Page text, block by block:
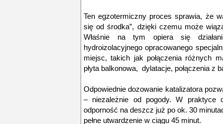
Ten egzotermiczny proces sprawia, że
się od środka”, dzięki czemu może
Właśnie na tym opiera się
hydroizolacyjnego opracowanego
miejsc, takich jak połączenia różnych
płyta balkonowa, dylatacje, połączenia z
Odpowiednie dozowanie katalizatora
– niezależnie od pogody. W praktyce
odporność na deszcz już po ok. 30
pełne utwardzenie w ciągu 45 minut.